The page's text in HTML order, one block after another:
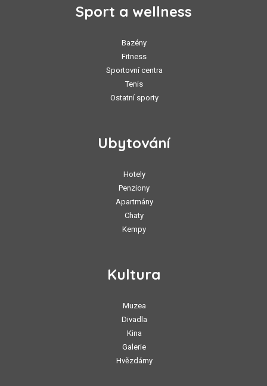
Sport a wellness
Bazény
Fitness
Sportovní centra
Tenis
Ostatní sporty
Ubytování
Hotely
Penziony
Apartmány
Chaty
Kempy
Kultura
Muzea
Divadla
Kina
Galerie
Hvězdárny